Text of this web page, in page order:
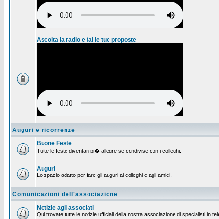
Ascolta la radio e fai le tue proposte
Auguri e ricorrenze
Buone Feste
Tutte le feste diventan pi� allegre se condivise con i colleghi.
Auguri
Lo spazio adatto per fare gli auguri ai colleghi e agli amici.
Comunicazioni dell'associazione
Notizie agli associati
Qui trovate tutte le notizie ufficiali della nostra associazione di specialisti in